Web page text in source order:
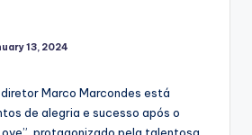
13, 2024
Marco Marcondes está
de alegria e sucesso após o